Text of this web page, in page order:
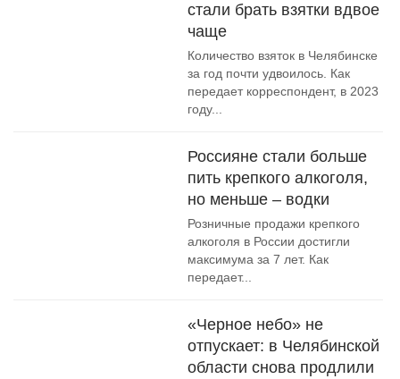
стали брать взятки вдвое
чаще
Количество взяток в Челябинске
за год почти удвоилось. Как
передает корреспондент, в 2023
году...
Россияне стали больше
пить крепкого алкоголя,
но меньше – водки
Розничные продажи крепкого
алкоголя в России достигли
максимума за 7 лет. Как
передает...
«Черное небо» не
отпускает: в Челябинской
области снова продлили